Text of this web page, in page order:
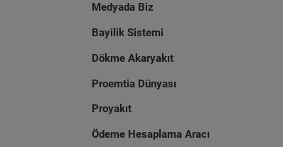
Medyada Biz
Bayilik Sistemi
Dökme Akaryakıt
Proemtia Dünyası
Proyakıt
Ödeme Hesaplama Aracı